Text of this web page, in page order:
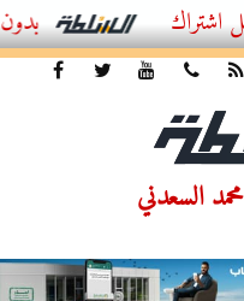
أفضل اشتراك IPTV بدون تقطيع 2026 – دليل المشاهد العصري
محمد السعدني